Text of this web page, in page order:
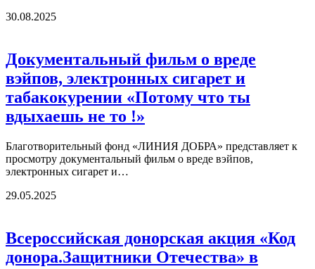
30.08.2025
Документальный фильм о вреде
вэйпов, электронных сигарет и
табакокурении «Потому что ты
вдыхаешь не то !»
Благотворительный фонд «ЛИНИЯ ДОБРА» представляет к
просмотру документальный фильм о вреде вэйпов,
электронных сигарет и…
29.05.2025
Всероссийская донорская акция «Код
донора.Защитники Отечества» в